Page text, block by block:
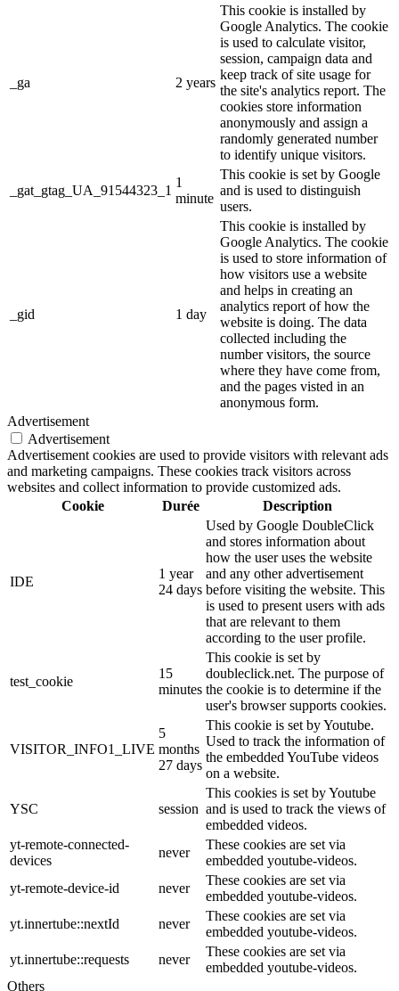
_ga 2 years
This cookie is installed by
Google Analytics. The cookie
is used to calculate visitor,
session, campaign data and
keep track of site usage for
the site's analytics report. The
cookies store information
anonymously and assign a
randomly generated number
to identify unique visitors.
_gat_gtag_UA_91544323_1
1
minute
This cookie is set by Google
and is used to distinguish
users.
_gid 1 day
This cookie is installed by
Google Analytics. The cookie
is used to store information of
how visitors use a website
and helps in creating an
analytics report of how the
website is doing. The data
collected including the
number visitors, the source
where they have come from,
and the pages visted in an
anonymous form.
Advertisement
Advertisement
Advertisement cookies are used to provide visitors with relevant ads
and marketing campaigns. These cookies track visitors across
websites and collect information to provide customized ads.
Cookie
Durée Description
IDE
1 year
24 days
Used by Google DoubleClick
and stores information about
how the user uses the website
and any other advertisement
before visiting the website. This
is used to present users with ads
that are relevant to them
according to the user profile.
test_cookie
15
minutes
This cookie is set by
doubleclick.net. The purpose of
the cookie is to determine if the
user's browser supports cookies.
VISITOR_INFO1_LIVE
5
months
27 days
This cookie is set by Youtube.
Used to track the information of
the embedded YouTube videos
on a website.
YSC session
This cookies is set by Youtube
and is used to track the views of
embedded videos.
yt-remote-connected-
devices
never
These cookies are set via
embedded youtube-videos.
yt-remote-device-id
never
These cookies are set via
embedded youtube-videos.
yt.innertube::nextId
never
These cookies are set via
embedded youtube-videos.
yt.innertube::requests
never
These cookies are set via
embedded youtube-videos.
Others